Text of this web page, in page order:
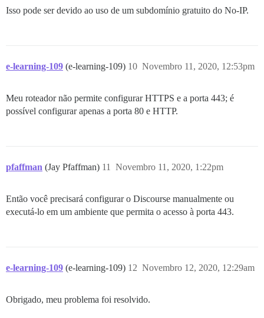
Isso pode ser devido ao uso de um subdomínio gratuito do No-IP.
e-learning-109 (e-learning-109) Novembro 11, 2020, 12:53pm
10
Meu roteador não permite configurar HTTPS e a porta 443; é
possível configurar apenas a porta 80 e HTTP.
pfaffman (Jay Pfaffman) Novembro 11, 2020, 1:22pm
11
Então você precisará configurar o Discourse manualmente ou
executá-lo em um ambiente que permita o acesso à porta 443.
e-learning-109 (e-learning-109) Novembro 12, 2020, 12:29am
12
Obrigado, meu problema foi resolvido.